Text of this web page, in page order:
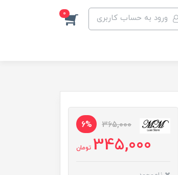
ورود به حساب کاربری 0
365,000
6%
345,000 تومان